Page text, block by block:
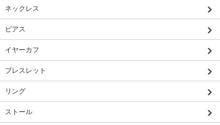
ネックレス
ピアス
イヤーカフ
ブレスレット
リング
ストール